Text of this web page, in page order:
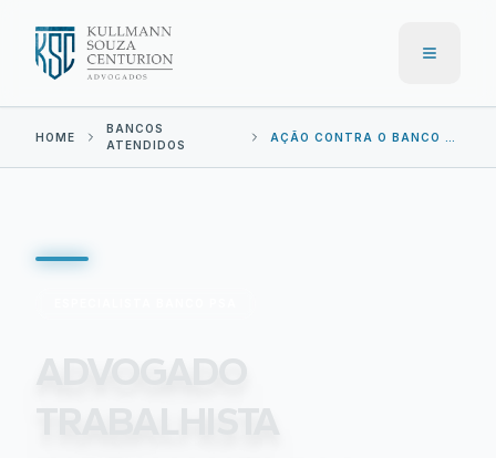
Menu
HOME
BANCOS
ATENDIDOS
AÇÃO CONTRA OBANCO PSA
ADVOGADO
TRABALHISTA